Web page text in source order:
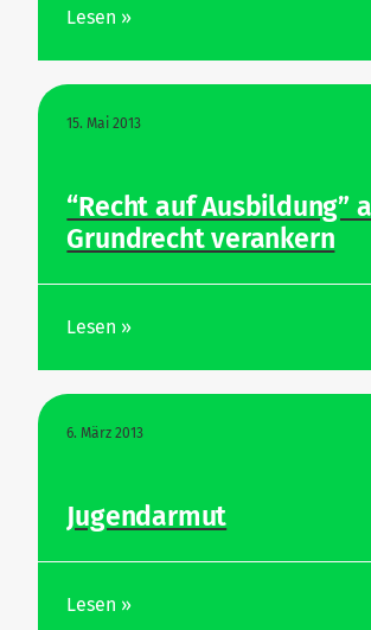
Lesen »
15. Mai 2013
“Recht auf Aus­bildung”
Grund­recht verankern
Lesen »
6. März 2013
Jugend­armut
Lesen »